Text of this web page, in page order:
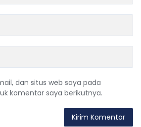
dan situs web saya pada
komentar saya berikutnya.